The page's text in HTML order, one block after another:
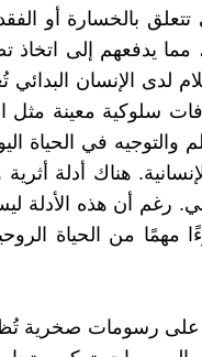
تتعلق بالخسارة أو
مما يدفعهم إلى اتخاذ
لدى الإنسان
سلوكية معينة مثل
والتوجيه في الحياة
هناك أدلة
رغم أن هذه الأدلة
مهمًا من الحياة
على رسومات صخرية